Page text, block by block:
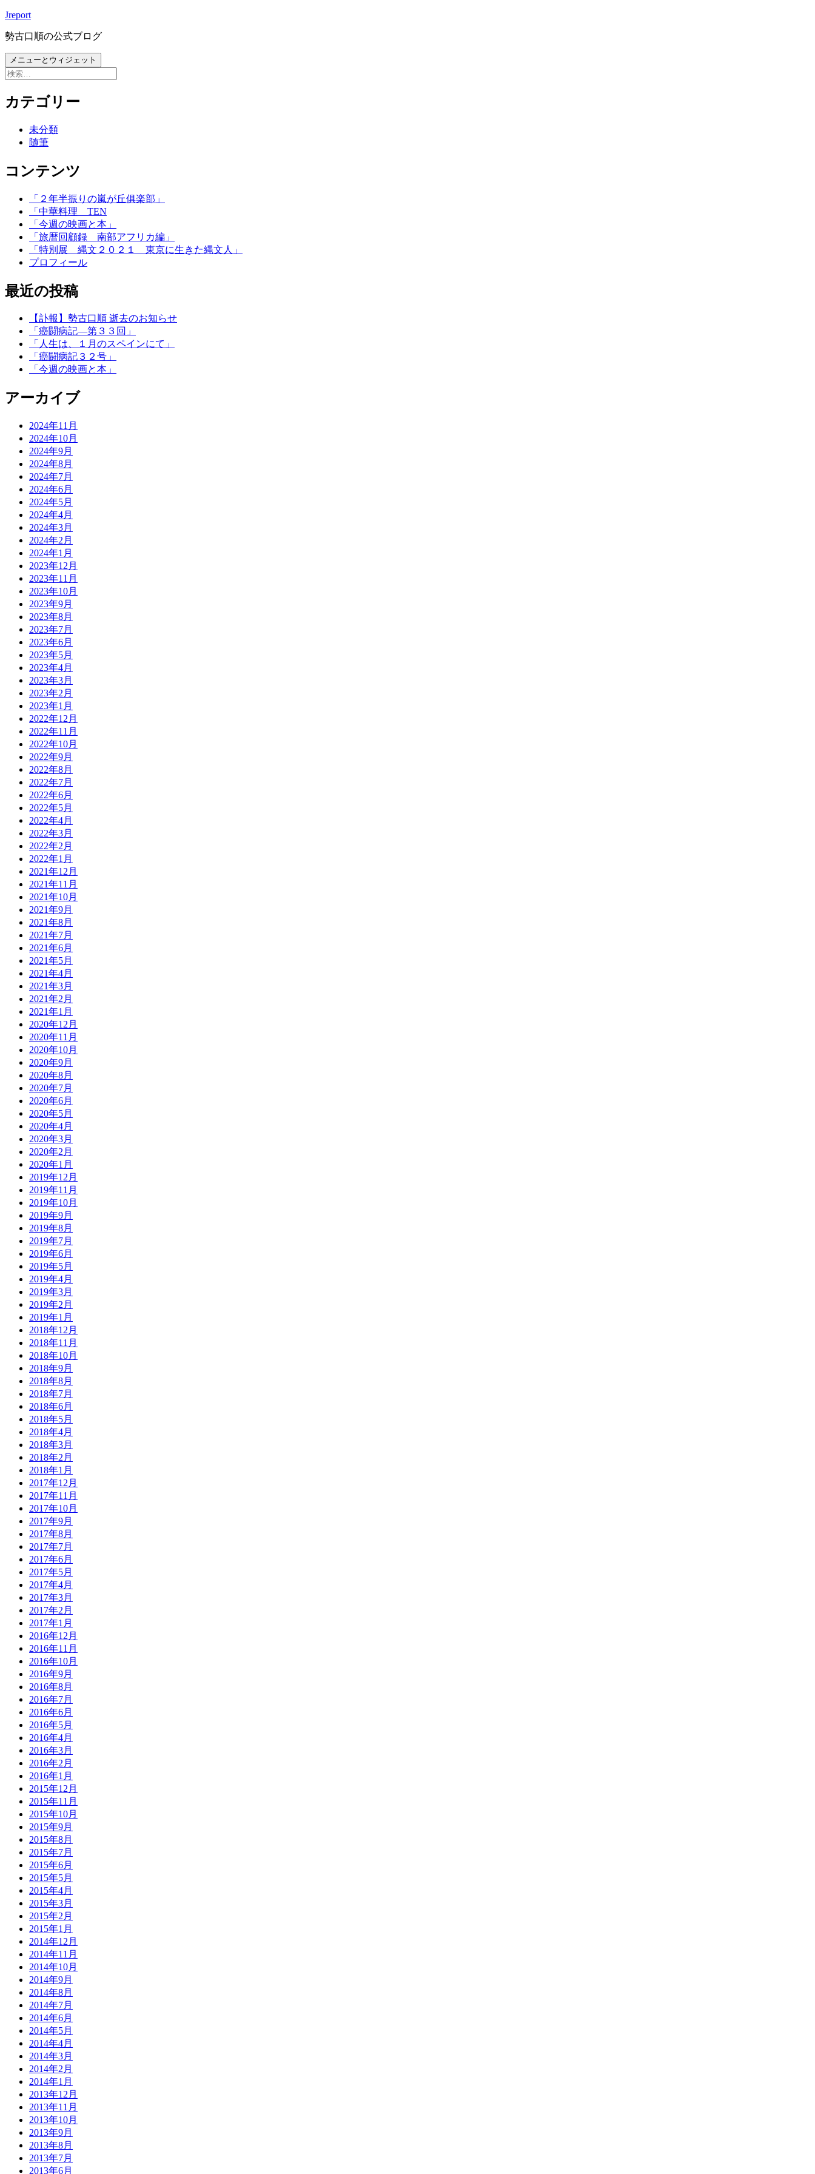
コ
テ
ン
ツ
へ
キ
Jreport
勢古口順の公式ブログ
メニューとウィジェット
検
カテゴリー
未分類
随筆
コンテンツ
「２年半振りの嵐が丘俱楽部」
「中華料理 TEN
「今週の映画と本」
「旅暦回顧録 南部アフリカ編」
「特別展 縄文２０２１ 東京に生きた縄文人」
プロフィール
最近の投稿
【訃報】勢古口順 逝去のお知らせ
「癌闘病記―第３３回」
「人生は、１月のスペインにて」
「癌闘病記３２号」
「今週の映画と本」
アーカイブ
2024年11月
2024年10月
2024年9月
2024年8月
2024年7月
2024年6月
2024年5月
2024年4月
2024年3月
2024年2月
2024年1月
2023年12月
2023年11月
2023年10月
2023年9月
2023年8月
2023年7月
2023年6月
2023年5月
2023年4月
2023年3月
2023年2月
2023年1月
2022年12月
2022年11月
2022年10月
2022年9月
2022年8月
2022年7月
2022年6月
2022年5月
2022年4月
2022年3月
2022年2月
2022年1月
2021年12月
2021年11月
2021年10月
2021年9月
2021年8月
2021年7月
2021年6月
2021年5月
2021年4月
2021年3月
2021年2月
2021年1月
2020年12月
2020年11月
2020年10月
2020年9月
2020年8月
2020年7月
2020年6月
2020年5月
2020年4月
2020年3月
2020年2月
2020年1月
2019年12月
2019年11月
2019年10月
2019年9月
2019年8月
2019年7月
2019年6月
2019年5月
2019年4月
2019年3月
2019年2月
2019年1月
2018年12月
2018年11月
2018年10月
2018年9月
2018年8月
2018年7月
2018年6月
2018年5月
2018年4月
2018年3月
2018年2月
2018年1月
2017年12月
2017年11月
2017年10月
2017年9月
2017年8月
2017年7月
2017年6月
2017年5月
2017年4月
2017年3月
2017年2月
2017年1月
2016年12月
2016年11月
2016年10月
2016年9月
2016年8月
2016年7月
2016年6月
2016年5月
2016年4月
2016年3月
2016年2月
2016年1月
2015年12月
2015年11月
2015年10月
2015年9月
2015年8月
2015年7月
2015年6月
2015年5月
2015年4月
2015年3月
2015年2月
2015年1月
2014年12月
2014年11月
2014年10月
2014年9月
2014年8月
2014年7月
2014年6月
2014年5月
2014年4月
2014年3月
2014年2月
2014年1月
2013年12月
2013年11月
2013年10月
2013年9月
2013年8月
2013年7月
2013年6月